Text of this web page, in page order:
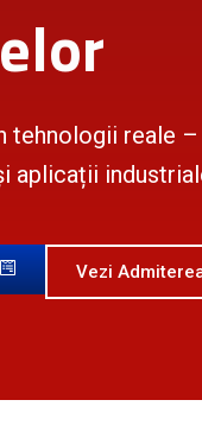
tehnologii reale
aplicații
Vezi